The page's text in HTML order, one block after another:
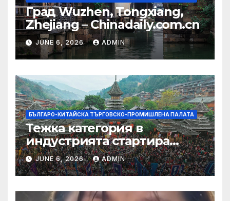
Град Wuzhen, Tongxiang,
Zhejiang – Chinadaily.com.cn
JUNE 6, 2026 ADMIN
БЪЛГАРО-КИТАЙСКА ТЪРГОВСКО-ПРОМИШЛЕНА ПАЛАТА
Тежка категория в
индустрията стартира
алианс за космическа
слънчева енергия
JUNE 6, 2026 ADMIN